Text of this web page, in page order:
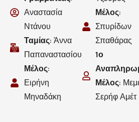
Αναστασία
Ντάνου
Ταμίας: Άννα
Παπαναστασίου
Μέλος:
Ειρήνη
Μηναδάκη
Μέλος:
Σπυρίδων
Σπαθάρας
1ο
Μέλος:
Σερήφ Αμέτ